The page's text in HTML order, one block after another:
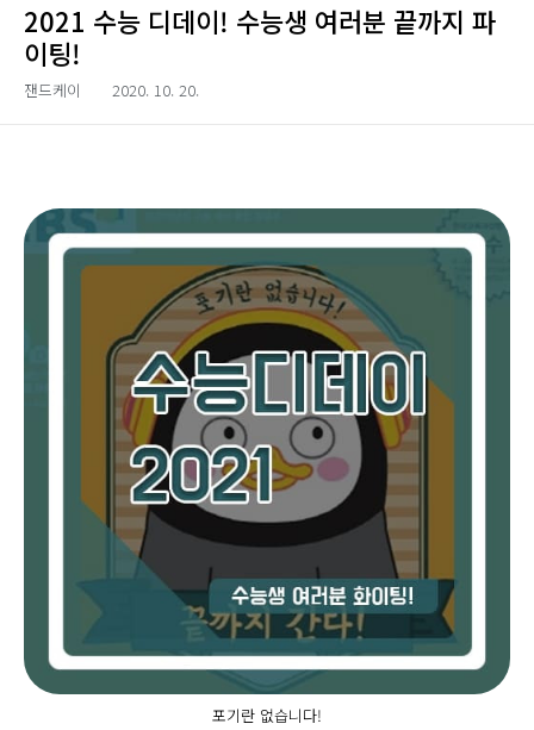
2021 수능 디데이! 수능생 여러분 끝까지 파
이팅!
잰드케이 2020. 10. 20.
포기란 없습니다!